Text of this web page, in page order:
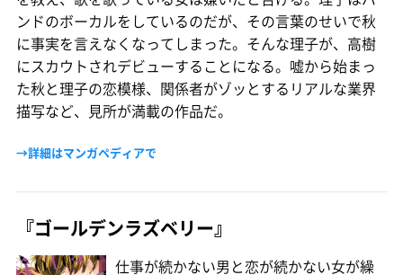
ンドのボーカルをしているのだが、その言葉のせいで秋
に事実を言えなくなってしまった。そんな理子が、高樹
にスカウトされデビューすることになる。嘘から始まっ
た秋と理子の恋模様、関係者がゾッとするリアルな業界
描写など、見所が満載の作品だ。
→詳細はマンガペディアで
『ゴールデンラズベリー』
仕事が続かない男と恋が続かない女が繰